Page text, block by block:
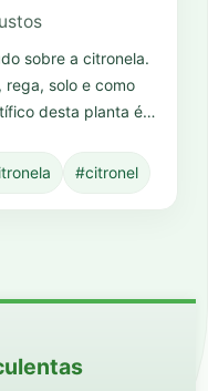
sobre a citronela.
rega, solo e como
desta planta é…
#citronel